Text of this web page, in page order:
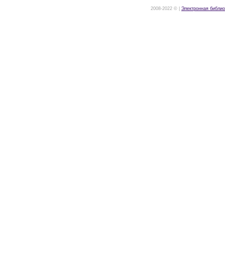
2008-2022 © | Электронная